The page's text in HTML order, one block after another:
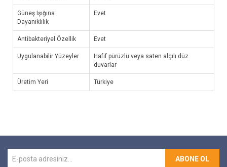
Güneş Işığına
Dayanıklılık
Evet
Antibakteriyel Özellik Evet
Uygulanabilir Yüzeyler
Hafif pürüzlü veya saten alçılı düz
duvarlar
Üretim Yeri Türkiye
ABONE OL